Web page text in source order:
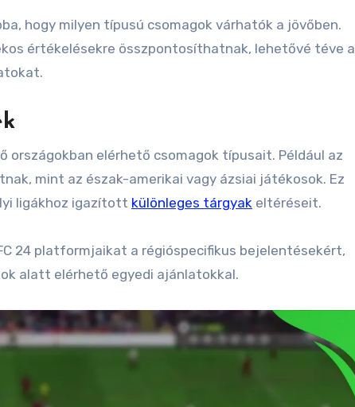
hogy milyen típusú csomagok várhatók a jövőben.
értékelésekre összpontosíthatnak, lehetővé téve a
országokban elérhető csomagok típusait. Például az
mint az észak-amerikai vagy ázsiai játékosok. Ez
ligákhoz igazított különleges tárgyak eltéréseit.
24 platformjaikat a régióspecifikus bejelentésekért,
alatt elérhető egyedi ajánlatokkal.